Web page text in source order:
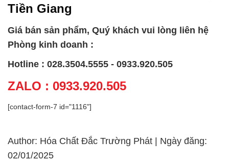
Tiền Giang
Giá bán sản phẩm, Quý khách vui lòng liên hệ
Phòng kinh doanh :
Hotline : 028.3504.5555 - 0933.920.505
ZALO : 0933.920.505
[contact-form-7 id="1116"]
Author: Hóa Chất Đắc Trường Phát | Ngày đăng:
02/01/2025